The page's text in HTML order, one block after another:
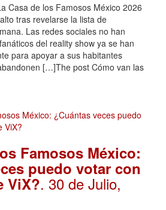
Casa de los Famosos México 2026
tras revelarse la lista de
Las redes sociales no han
del reality show ya se han
para apoyar a sus habitantes
[…]The post Cómo van las
Famosos México:
puedo votar con
ViX?. 30 de Julio,